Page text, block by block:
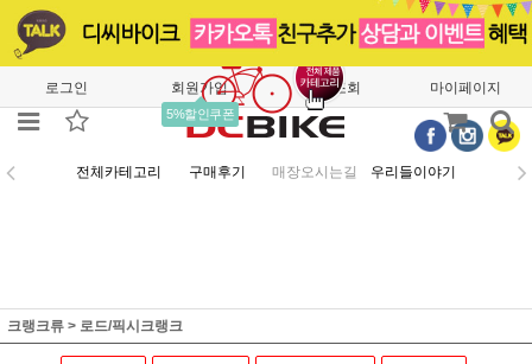
로그인 회원가입
5%할인쿠폰
주문조회 마이페이지
전체카테고리 구매후기 매장오시는길 우리들이야기
크랭크류 > 로드/픽시크랭크